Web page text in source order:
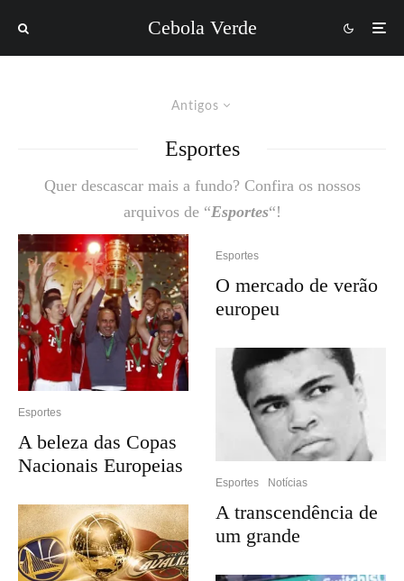
Cebola Verde
Antigos
Esportes
Quer descascar mais a fundo? Confira os nossos
arquivos de “Esportes“!
Esportes
A beleza das Copas
Nacionais Europeias
Esportes
O mercado de verão
europeu
Esportes Notícias
A transcendência de
um grande